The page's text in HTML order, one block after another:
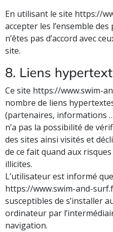
En utilisant le site https://
accepter les l’ensemble
n’êtes pas d’accord avec
site.
8. Liens
Ce site https://www.swim-
nombre de liens
(partenaires, informations
n’a pas la possibilité de
des sites ainsi visités et
de ce fait quand aux
illicites.
L’utilisateur est informé
https://www.swim-and-
susceptibles de s’installer
ordinateur par
navigation.